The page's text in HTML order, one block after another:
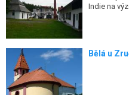
Indie na
Bělá u